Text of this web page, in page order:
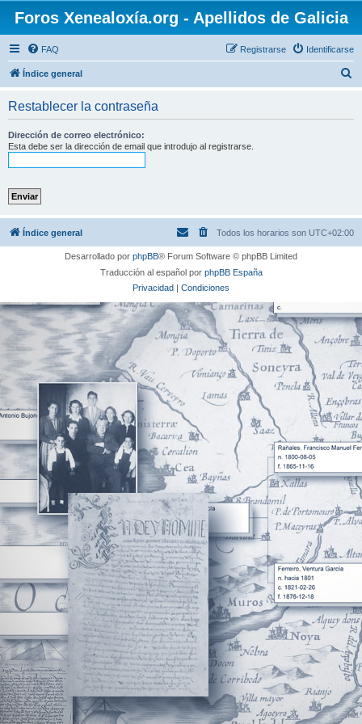
Foros Xenealoxía.org - Apellidos de Galicia
FAQ Identificarse
Registrarse
Índice general
Restablecer la contraseña
Dirección de correo electrónico:
Esta debe ser la dirección de email que introdujo al registrarse.
Índice general Todos los horarios son UTC+02:00
Desarrollado por phpBB® Forum Software © phpBB Limited
Traducción al español por phpBB España
Privacidad | Condiciones